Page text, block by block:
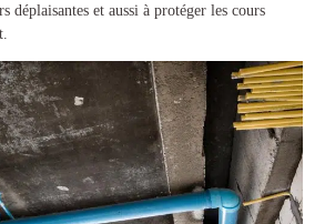
déplaisantes et aussi à protéger les cours